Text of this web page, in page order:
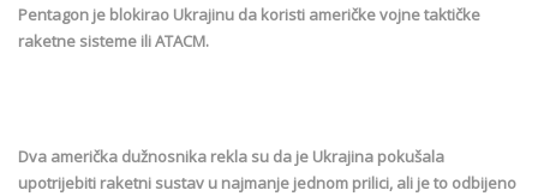
Pentagon je blokirao Ukrajinu da koristi američke vojne taktičke
raketne sisteme ili ATACM.
Dva američka dužnosnika rekla su da je Ukrajina pokušala
upotrijebiti raketni sustav u najmanje jednom prilici, ali je to odbijeno